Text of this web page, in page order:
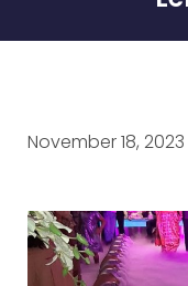
November 18, 2023